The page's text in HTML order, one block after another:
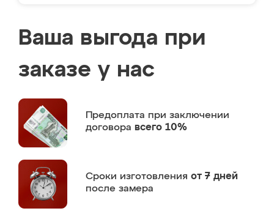
Ваша выгода при
заказе у нас
Предоплата при заключении
договора всего 10%
Сроки изготовления от 7 дней
после замера